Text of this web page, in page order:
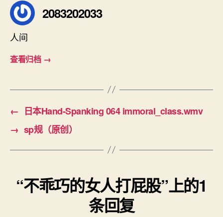
2083202033
人间
查看归档 →
← 日本Hand-Spanking 064 immoral_class.wmv
→ sp规（原创）
“不乖巧的女人打屁股”上的1
条回复